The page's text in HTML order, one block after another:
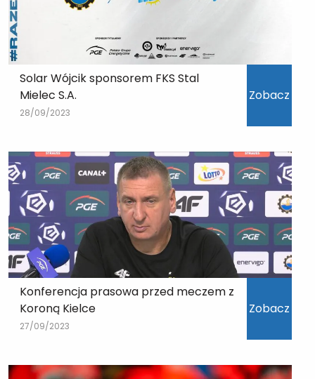
Solar Wójcik sponsorem FKS Stal
Mielec S.A.
28/09/2023
Zobacz
Konferencja prasowa przed meczem z
Koroną Kielce
27/09/2023
Zobacz